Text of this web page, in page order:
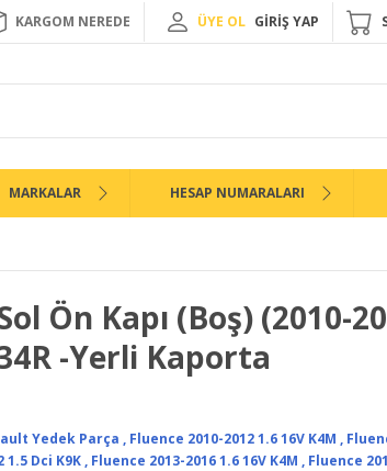
KARGOM NEREDE ÜYE OL GİRİŞ YAP
MARKALAR HESAP NUMARALARI
Ön Kapı (Boş) (2010-
-Yerli Kaporta
Yedek Parça , Fluence 2010-2012 1.6 16V K4M ,
1.5 Dci K9K , Fluence 2013-2016 1.6 16V K4M , Fluence